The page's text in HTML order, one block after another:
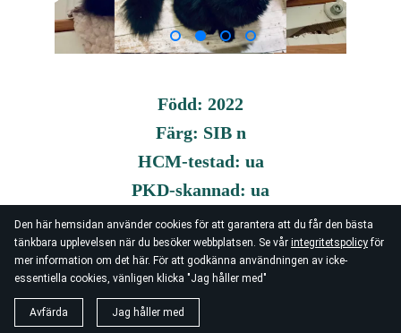
Den här hemsidan använder cookies för att garantera att du får den bästa
tänkbara upplevelsen när du besöker webbplatsen. Se vår integritetspolicyför
mer information om det här. För att godkänna användningen av icke-
essentiella cookies, vänligen klicka "Jag håller med"
Avfärda Jag håller med
Född: 2022
Färg: SIB n
HCM-testad: ua
PKD-skannad: ua
Blodgrupp: A